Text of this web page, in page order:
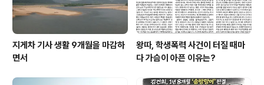
지게차 기사 생활 9개월을 마감하
면서
왕따, 학생폭력 사건이 터질 때마
다 가슴이 아픈 이유는?